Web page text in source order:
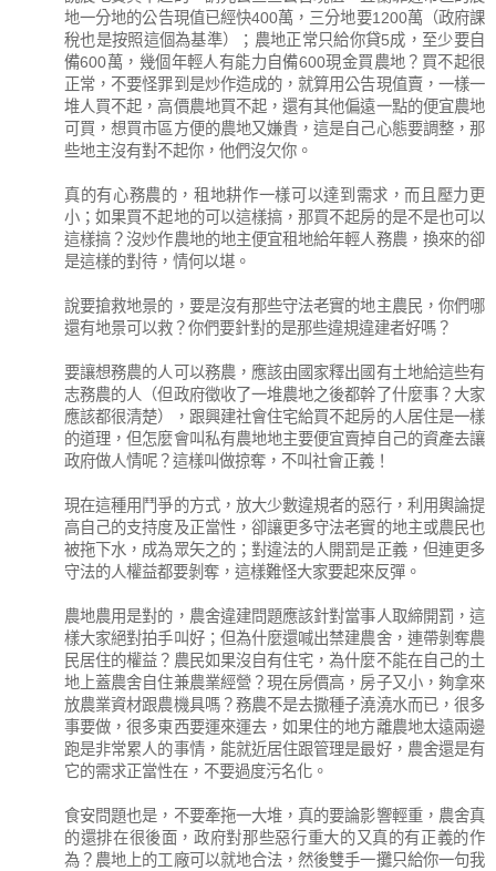
地一分地的公告現值已經快400萬，三分地要1200萬（政府課
稅也是按照這個為基準）；農地正常只給你貸5成，至少要自
備600萬，幾個年輕人有能力自備600現金買農地？買不起很
正常，不要怪罪到是炒作造成的，就算用公告現值賣，一樣一
堆人買不起，高價農地買不起，還有其他偏遠一點的便宜農地
可買，想買市區方便的農地又嫌貴，這是自己心態要調整，那
些地主沒有對不起你，他們沒欠你。
真的有心務農的，租地耕作一樣可以達到需求，而且壓力更
小；如果買不起地的可以這樣搞，那買不起房的是不是也可以
這樣搞？沒炒作農地的地主便宜租地給年輕人務農，換來的卻
是這樣的對待，情何以堪。
說要搶救地景的，要是沒有那些守法老實的地主農民，你們哪
還有地景可以救？你們要針對的是那些違規違建者好嗎？
要讓想務農的人可以務農，應該由國家釋出國有土地給這些有
志務農的人（但政府徵收了一堆農地之後都幹了什麼事？大家
應該都很清楚），跟興建社會住宅給買不起房的人居住是一樣
的道理，但怎麼會叫私有農地地主要便宜賣掉自己的資產去讓
政府做人情呢？這樣叫做掠奪，不叫社會正義！
現在這種用鬥爭的方式，放大少數違規者的惡行，利用輿論提
高自己的支持度及正當性，卻讓更多守法老實的地主或農民也
被拖下水，成為眾矢之的；對違法的人開罰是正義，但連更多
守法的人權益都要剝奪，這樣難怪大家要起來反彈。
農地農用是對的，農舍違建問題應該針對當事人取締開罰，這
樣大家絕對拍手叫好；但為什麼還喊出禁建農舍，連帶剝奪農
民居住的權益？農民如果沒自有住宅，為什麼不能在自己的土
地上蓋農舍自住兼農業經營？現在房價高，房子又小，夠拿來
放農業資材跟農機具嗎？務農不是去撒種子澆澆水而已，很多
事要做，很多東西要運來運去，如果住的地方離農地太遠兩邊
跑是非常累人的事情，能就近居住跟管理是最好，農舍還是有
它的需求正當性在，不要過度污名化。
食安問題也是，不要牽拖一大堆，真的要論影響輕重，農舍真
的還排在很後面，政府對那些惡行重大的又真的有正義的作
為？農地上的工廠可以就地合法，然後雙手一攤只給你一句我